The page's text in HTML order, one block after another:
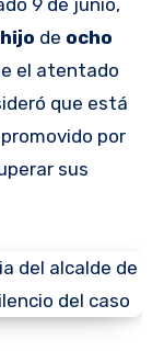
9 de junio,
de ocho
el atentado
que está
promovido por
sus